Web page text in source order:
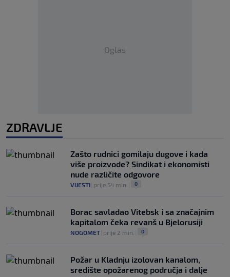
Oglas
ZDRAVLJE
Zašto rudnici gomilaju dugove i kada
više proizvode? Sindikat i ekonomisti
nude različite odgovore
VIJESTI prije 54 min. 0
Borac savladao Vitebsk i sa značajnim
kapitalom čeka revanš u Bjelorusiji
NOGOMET prije 2 min. 0
Požar u Kladnju izolovan kanalom,
središte opožarenog područja i dalje